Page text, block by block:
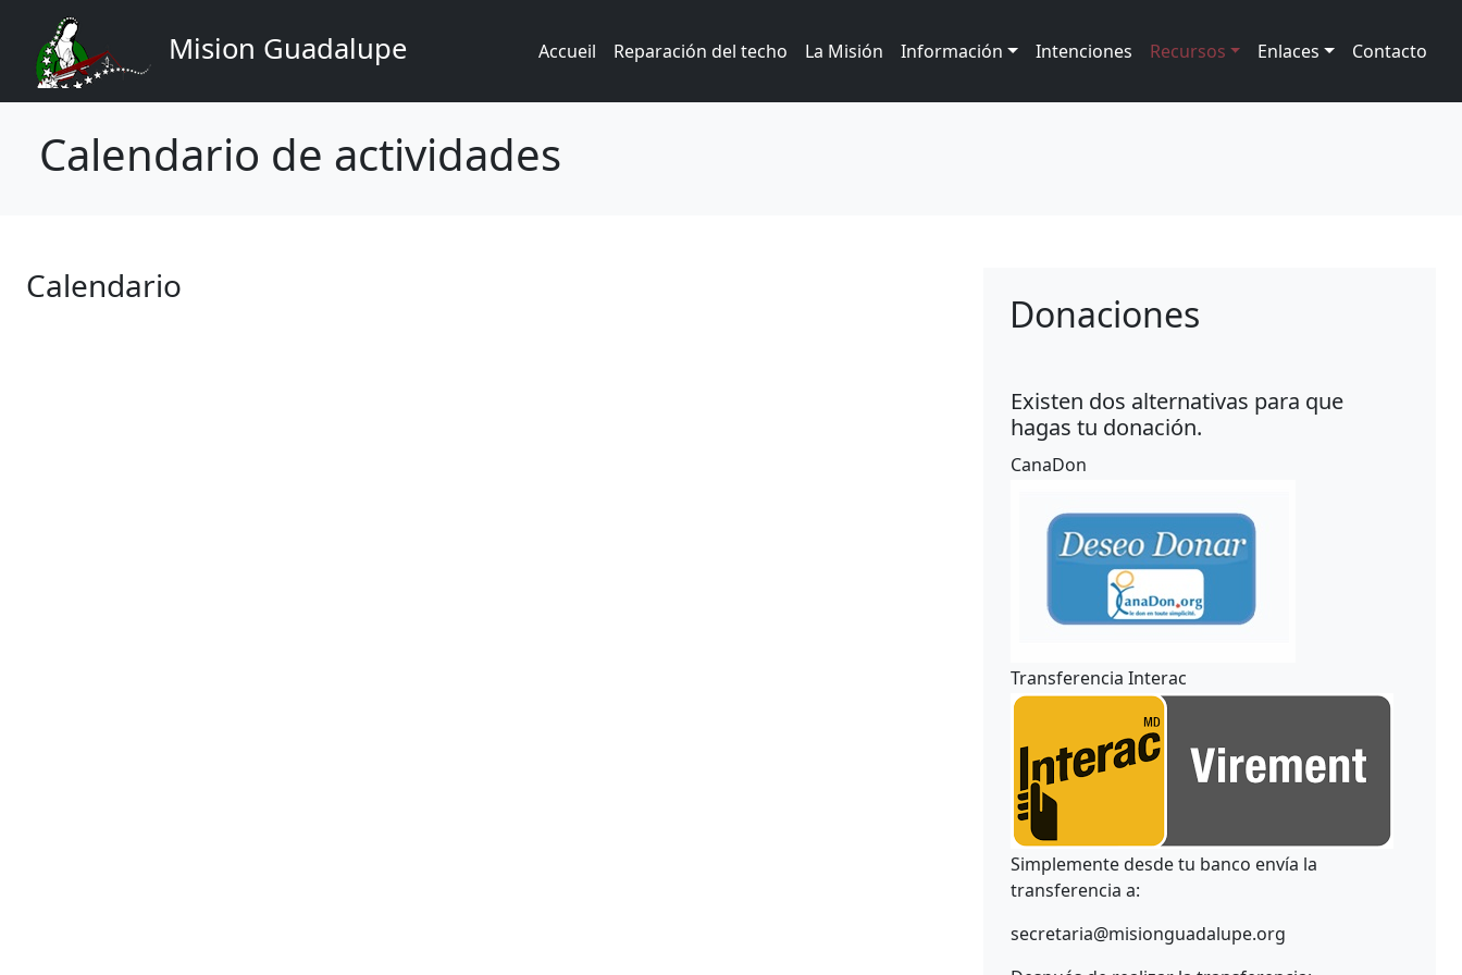
Aller au contenu principal
Navigation principale
Mision Guadalupe Accueil Reparación del techo La Misión Información Intenciones Recursos Enlaces Contacto
Calendario de actividades
Calendario
Donaciones
Existen dos alternativas para que
hagas tu donación.
CanaDon
Transferencia Interac
Simplemente desde tu banco envía la
transferencia a:
secretaria@misionguadalupe.org